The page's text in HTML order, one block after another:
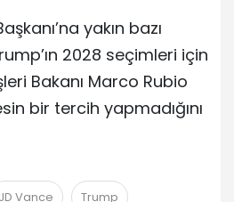
yakın bazı
2028 seçimleri için
Bakanı Marco Rubio
bir tercih yapmadığını
JD Vance Trump